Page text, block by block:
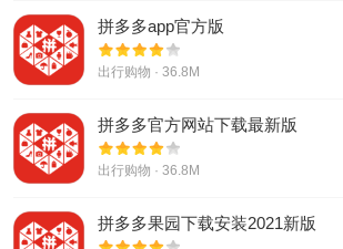
拼多多app官方版
出行购物 · 36.8M
拼多多官方网站下载最新版
出行购物 · 36.8M
拼多多果园下载安装2021新版